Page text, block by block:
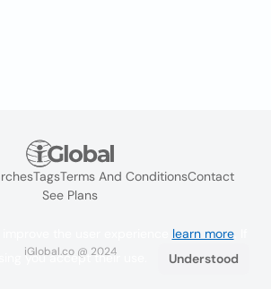
TagsTerms And ConditionsContact
See Plans
iGlobal.co @ 2024
learn more. If
you accept their use.
Understood